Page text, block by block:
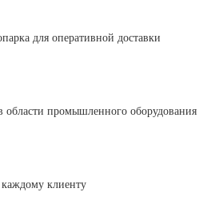
для оперативной доставки
области промышленного оборудования
клиенту